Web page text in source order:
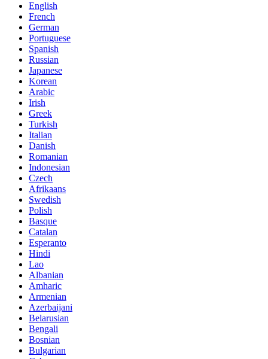
English
French
German
Portuguese
Spanish
Russian
Japanese
Korean
Arabic
Irish
Greek
Turkish
Italian
Danish
Romanian
Indonesian
Czech
Afrikaans
Swedish
Polish
Basque
Catalan
Esperanto
Hindi
Lao
Albanian
Amharic
Armenian
Azerbaijani
Belarusian
Bengali
Bosnian
Bulgarian